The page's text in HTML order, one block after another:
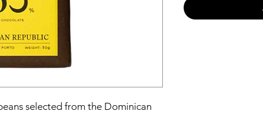
selected from the Dominican